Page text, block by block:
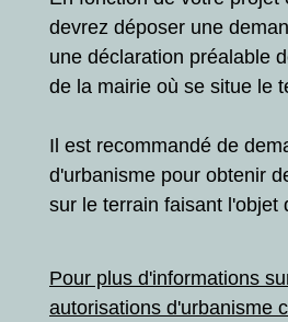
devrez déposer une
une déclaration préalable
de la mairie où se situe le
Il est recommandé de
d'urbanisme pour obtenir
sur le terrain faisant l'objet
Pour plus d'informations
autorisations d'urbanisme